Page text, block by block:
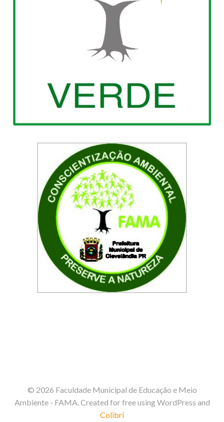
© 2026 Faculdade Municipal de Educação e Meio
Ambiente - FAMA. Created for free using WordPress and
Colibri